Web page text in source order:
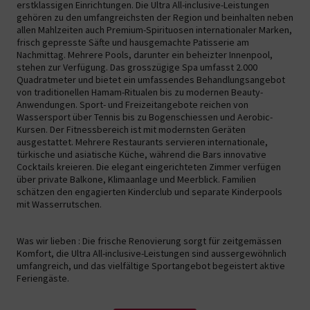
erstklassigen Einrichtungen. Die Ultra All-inclusive-Leistungen
gehören zu den umfangreichsten der Region und beinhalten neben
allen Mahlzeiten auch Premium-Spirituosen internationaler Marken,
frisch gepresste Säfte und hausgemachte Patisserie am
Nachmittag. Mehrere Pools, darunter ein beheizter Innenpool,
stehen zur Verfügung. Das grosszügige Spa umfasst 2.000
Quadratmeter und bietet ein umfassendes Behandlungsangebot
von traditionellen Hamam-Ritualen bis zu modernen Beauty-
Anwendungen. Sport- und Freizeitangebote reichen von
Wassersport über Tennis bis zu Bogenschiessen und Aerobic-
Kursen. Der Fitnessbereich ist mit modernsten Geräten
ausgestattet. Mehrere Restaurants servieren internationale,
türkische und asiatische Küche, während die Bars innovative
Cocktails kreieren. Die elegant eingerichteten Zimmer verfügen
über private Balkone, Klimaanlage und Meerblick. Familien
schätzen den engagierten Kinderclub und separate Kinderpools
mit Wasserrutschen.
Was wir lieben : Die frische Renovierung sorgt für zeitgemässen
Komfort, die Ultra All-inclusive-Leistungen sind aussergewöhnlich
umfangreich, und das vielfältige Sportangebot begeistert aktive
Feriengäste.